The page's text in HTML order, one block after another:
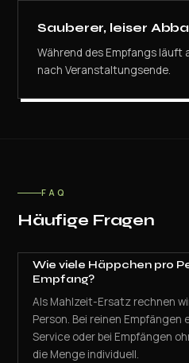
Sauberer, leiser
Während des Empfangs läuft
nach Veranstaltungsende.
FAQ
Häufige Fragen
Wie viele Häppchen pro
Empfang?
Als Mahlzeit-Ersatz rechnen
Person. Bei reinen
Service oder bei Empfängen
die Menge individuell.